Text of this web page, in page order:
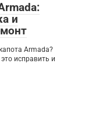
и
Armada?
исправить и